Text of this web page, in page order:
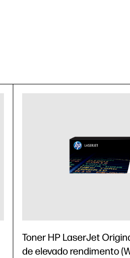
Toner HP LaserJet
de elevado rendimento